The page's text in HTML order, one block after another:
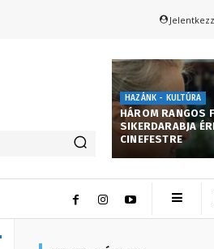
HAZÁNK - KULTÚRA
HÁROM RANGOS
SIKERDARABJA
CINEFESTRE